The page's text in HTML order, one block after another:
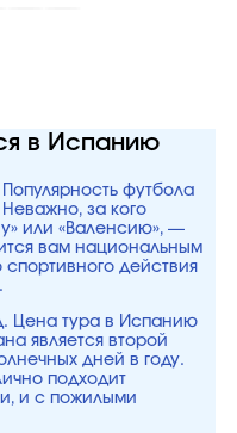
в Испанию
футбола
за кого
или «Валенсию», —
вам национальным
действия
Цена тура в Испанию
является второй
дней в году.
подходит
и с пожилыми